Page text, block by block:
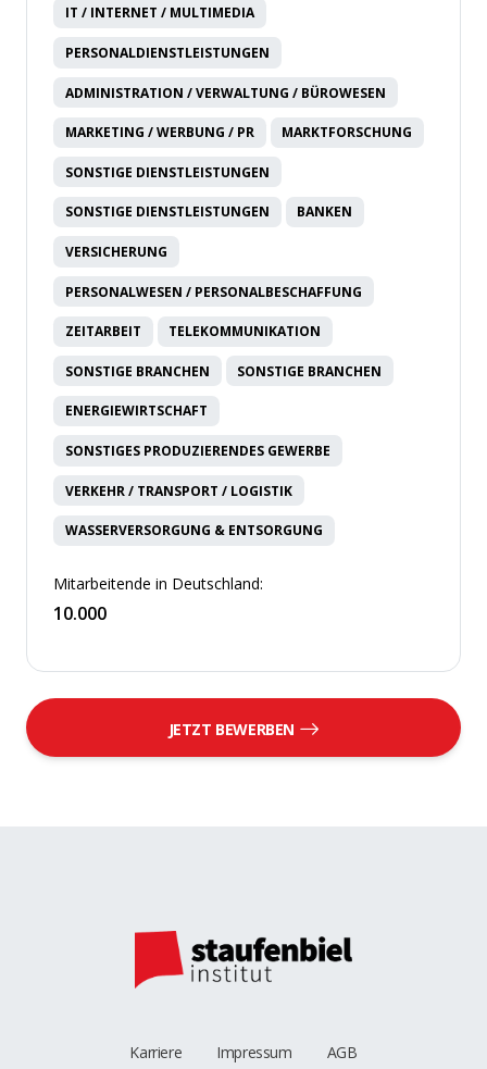
IT / INTERNET / MULTIMEDIA
PERSONALDIENSTLEISTUNGEN
ADMINISTRATION / VERWALTUNG / BÜROWESEN
MARKETING / WERBUNG / PR MARKTFORSCHUNG
SONSTIGE DIENSTLEISTUNGEN
SONSTIGE DIENSTLEISTUNGEN BANKEN
VERSICHERUNG
PERSONALWESEN / PERSONALBESCHAFFUNG
ZEITARBEIT TELEKOMMUNIKATION
SONSTIGE BRANCHEN SONSTIGE BRANCHEN
ENERGIEWIRTSCHAFT
SONSTIGES PRODUZIERENDES GEWERBE
VERKEHR / TRANSPORT / LOGISTIK
WASSERVERSORGUNG & ENTSORGUNG
Mitarbeitende in Deutschland:
10.000
JETZT BEWERBEN
Karriere Impressum AGB